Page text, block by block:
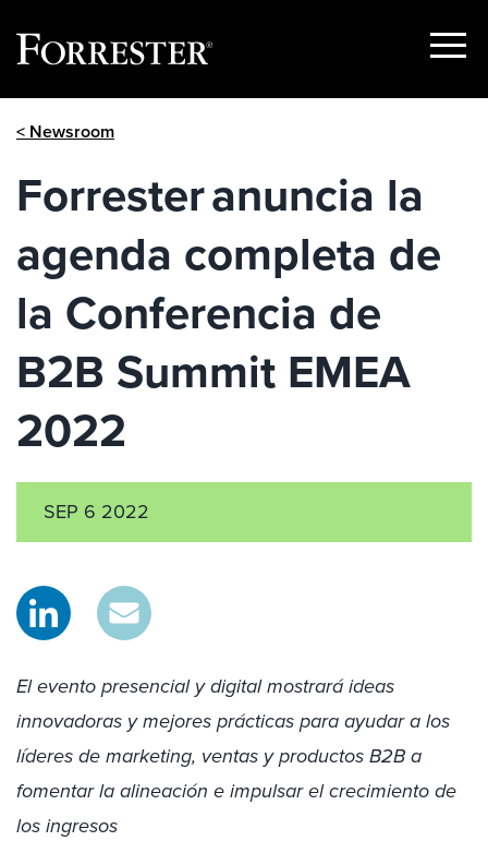
Show
< Newsroom
Forrester anuncia la
agenda completa de
la Conferencia de
B2B Summit EMEA
2022
SEP 6 2022
El evento presencial y digital mostrará ideas
innovadoras y mejores prácticas para ayudar a los
líderes de marketing, ventas y productos B2B a
fomentar la alineación e impulsar el crecimiento de
los ingresos